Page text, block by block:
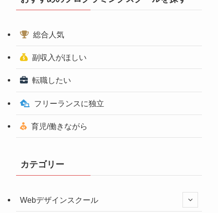
総合人気
副収入がほしい
転職したい
フリーランスに独立
育児/働きながら
カテゴリー
Webデザインスクール